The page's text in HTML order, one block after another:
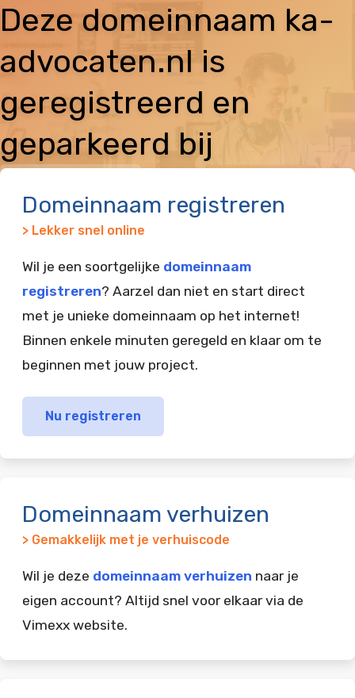
Deze domeinnaam ka-
advocaten.nl is
geregistreerd en
geparkeerd bij
Domeinnaam registreren
> Lekker snel online
Wil je een soortgelijke domeinnaam
registreren? Aarzel dan niet en start direct
met je unieke domeinnaam op het internet!
Binnen enkele minuten geregeld en klaar om te
beginnen met jouw project.
Nu registreren
Domeinnaam verhuizen
> Gemakkelijk met je verhuiscode
Wil je deze domeinnaam verhuizen naar je
eigen account? Altijd snel voor elkaar via de
Vimexx website.